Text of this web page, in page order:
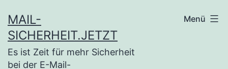
Inhalt
springen
MAIL-
SICHERHEIT.JETZT
Es ist Zeit für mehr Sicherheit
bei der E-Mail-
Menü